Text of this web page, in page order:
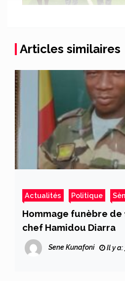
Articles similaires
Actualités Politique
Hommage funèbre
chef Hamidou Diarra
Sene Kunafoni Il y a: